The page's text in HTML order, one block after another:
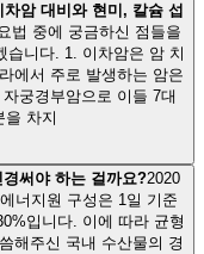
암 대비와 현미, 칼슘 섭
법 중에 궁금하신 점들을
암은 암 치
에서 주로 발생하는 암은
궁경부암으로 이들 7대
을 차지
써야 하는 걸까요?2020
너지원 구성은 1일 기준
입니다. 이에 따라 균형
해주신 국내 수산물의 경